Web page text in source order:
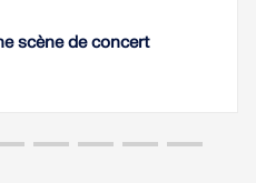
rapide des charges de
scène de concert